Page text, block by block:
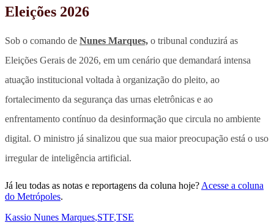
Eleições 2026
Sob o comando de Nunes Marques, o tribunal conduzirá as
Eleições Gerais de 2026, em um cenário que demandará intensa
atuação institucional voltada à organização do pleito, ao
fortalecimento da segurança das urnas eletrônicas e ao
enfrentamento contínuo da desinformação que circula no ambiente
digital. O ministro já sinalizou que sua maior preocupação está o uso
irregular de inteligência artificial.
Já leu todas as notas e reportagens da coluna hoje? Acesse a coluna
do Metrópoles.
Kassio Nunes Marques,STF,TSE